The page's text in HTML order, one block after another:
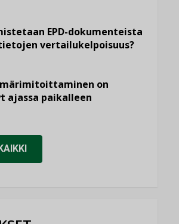
EPD-dokumenteista
vertailukelpoisuus?
on
ajassa paikalleen